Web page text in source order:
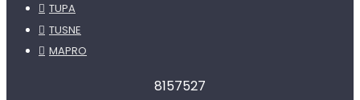
TUPA
TUSNE
MAPRO
8157527